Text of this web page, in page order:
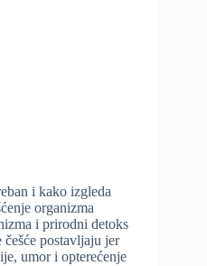
i kako izgleda
organizma
i prirodni detoks
češće postavljaju jer
umor i opterećenje